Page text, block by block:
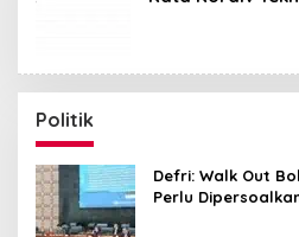
Politik
Defri: Walk Out
Perlu